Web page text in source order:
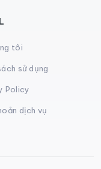
tôi
sử dụng
Policy
dịch vụ